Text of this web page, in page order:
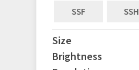
SSF SSH
Size
Brightness